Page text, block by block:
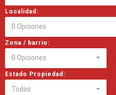
Localidad:
0 Opciones
Zona / barrio:
0 Opciones
Estado Propiedad:
Todos